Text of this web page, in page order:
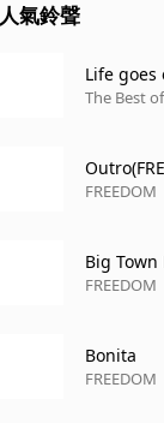
人氣鈴聲
Life goes
The Best
FREEDOM
Big Town
FREEDOM
Bonita
FREEDOM